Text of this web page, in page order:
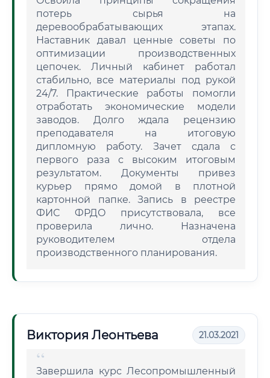
потерь сырья на
деревообрабатывающих этапах.
Наставник давал ценные советы по
оптимизации производственных
цепочек. Личный кабинет работал
стабильно, все материалы под рукой
24/7. Практические работы помогли
отработать экономические модели
заводов. Долго ждала рецензию
преподавателя на итоговую
дипломную работу. Зачет сдала с
первого раза с высоким итоговым
результатом. Документы привез
курьер прямо домой в плотной
картонной папке. Запись в реестре
ФИС ФРДО присутствовала, все
проверила лично. Назначена
руководителем отдела
производственного планирования.
Виктория Леонтьева 21.03.2021
Завершила курс Лесопромышленный